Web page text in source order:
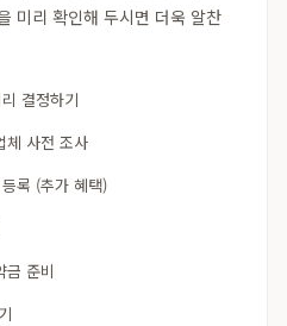
미리 확인해 두시면 더욱 알찬
결정하기
체 사전 조사
록 (추가 혜택)
금 준비